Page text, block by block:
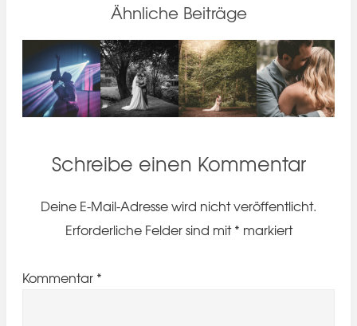
Ähnliche Beiträge
Schreibe einen Kommentar
Deine E-Mail-Adresse wird nicht veröffentlicht.
Erforderliche Felder sind mit* markiert
Kommentar *